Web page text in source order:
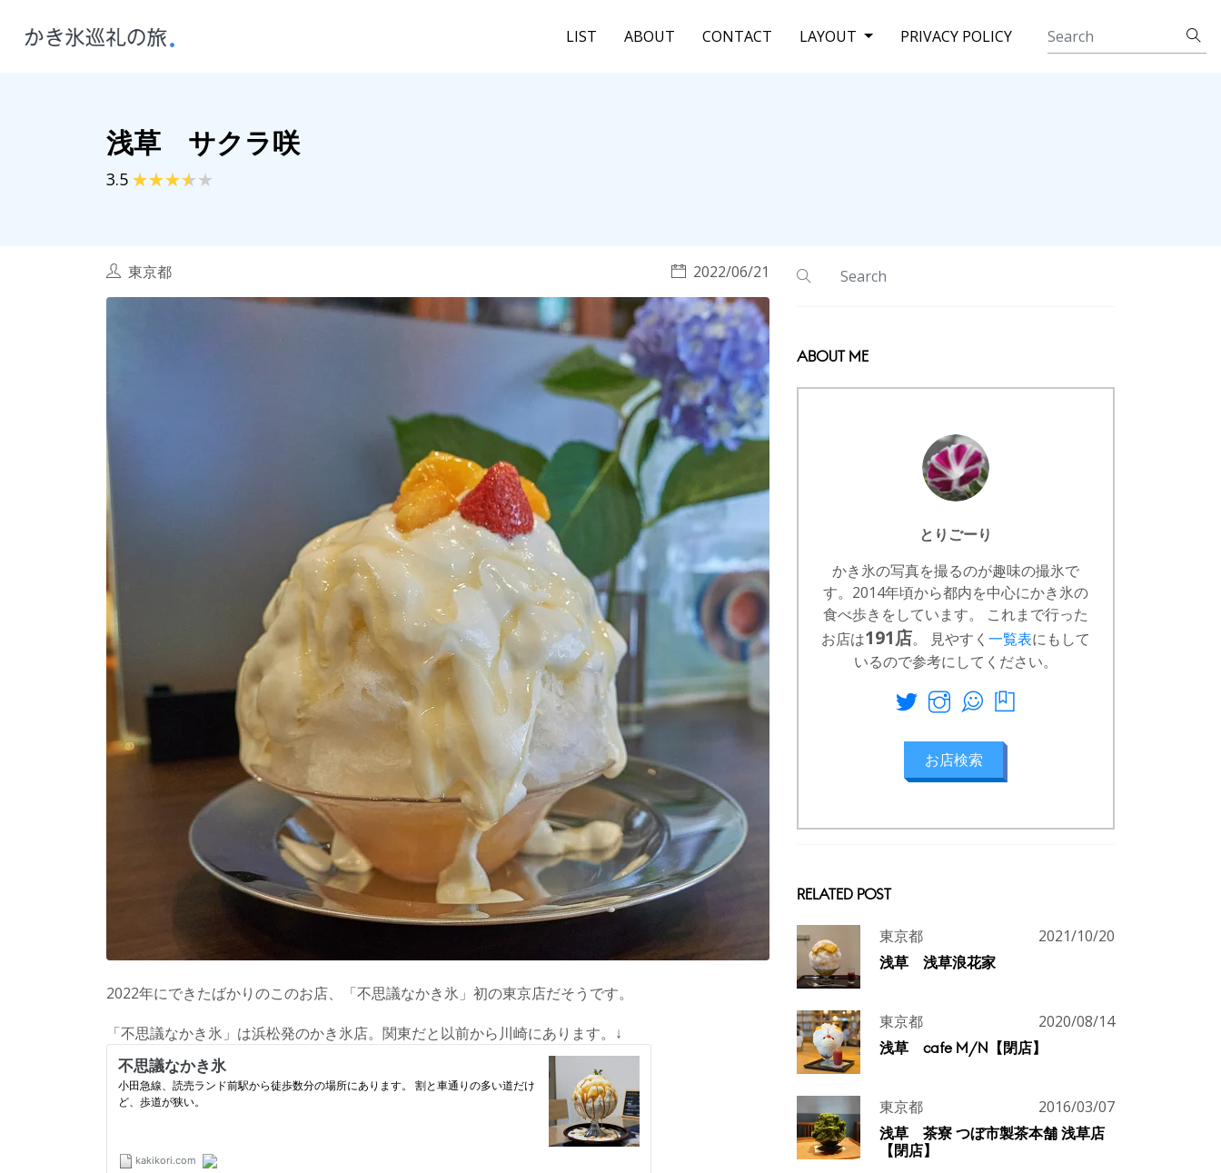
LIST ABOUT CONTACT LAYOUT PRIVACY POLICY
浅草 サクラ咲
3.5
東京都 2022/06/21
2022年にできたばかりのこのお店、「不思議なかき氷」初の東京店だそうです。
「不思議なかき氷」は浜松発のかき氷店。関東だと以前から川崎にあります。↓
ABOUT ME
とりごーり
かき氷の写真を撮るのが趣味の撮氷で
す。2014年頃から都内を中心にかき氷の
食べ歩きをしています。 これまで行った
お店は191店。 見やすく 一覧表にもして
いるので参考にしてください。
お店検索
RELATED POST
東京都 2021/10/20
浅草 浅草浪花家
東京都 2020/08/14
浅草 cafe M/N【閉店】
東京都 2016/03/07
浅草 茶寮 つぼ市製茶本舗 浅草店
【閉店】